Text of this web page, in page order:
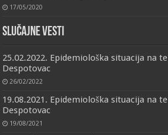
17/05/2020
Slučajne vesti
25.02.2022. Epidemiološka situacija na
Despotovac
26/02/2022
19.08.2021. Epidemiološka situacija na
Despotovac
19/08/2021